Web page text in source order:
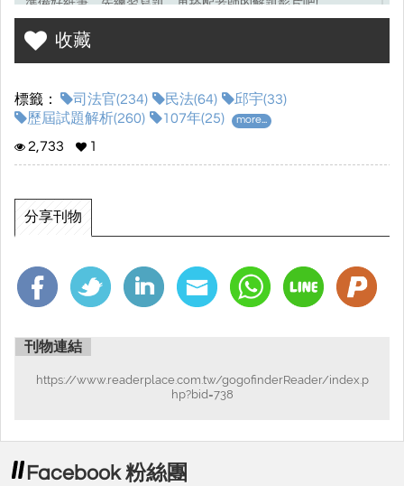
準備好紙筆，先練習寫題，再搭配老師的解題影片吧!
考選部試題連結☞
收藏
標籤： 司法官(234) 民法(64)
邱宇(33)
歷屆試題解析(260)
107年(25) more...
2,733 1
分享刊物
刊物連結
https://www.readerplace.com.tw/gogofinderReader/index.p
hp?bid=738
Facebook 粉絲團